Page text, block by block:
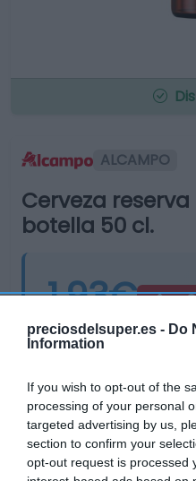
preciosdelsuper.es - Do
Information
If you wish to opt-out of the
processing of your personal
targeted advertising by us,
section to confirm your
opt-out request is processed
ALCAMPO
Cerveza
botella 50 cl.
1,93€
Última actualización:
Comprar